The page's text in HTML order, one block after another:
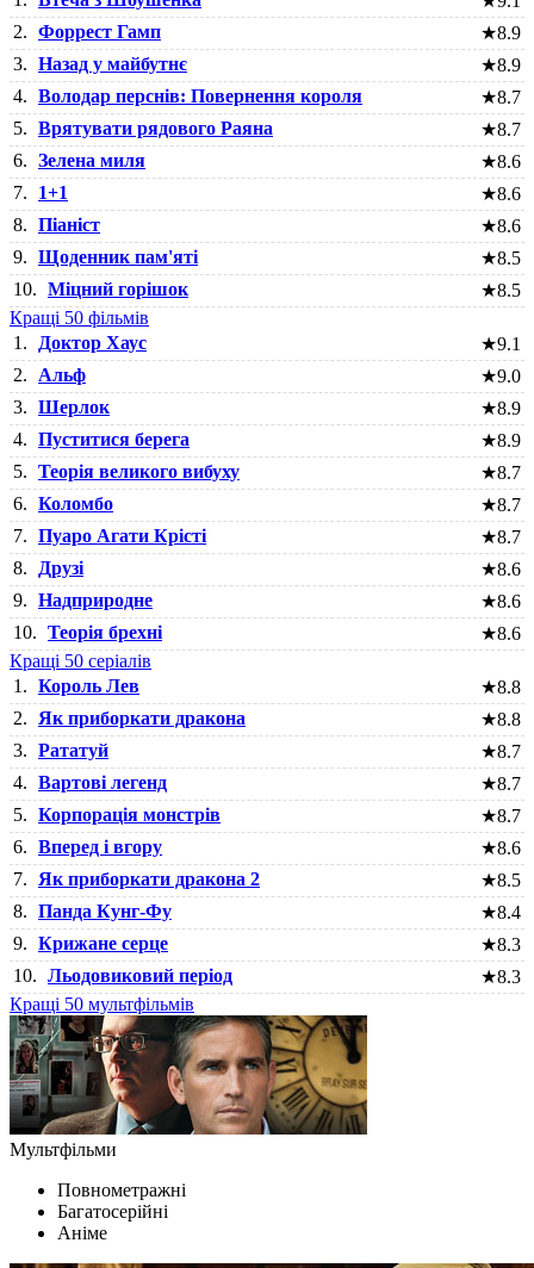
2. Форрест Гамп ★8.9
3. Назад у майбутнє ★8.9
4. Володар перснів: Повернення короля ★8.7
5. Врятувати рядового Раяна ★8.7
6. Зелена миля ★8.6
7.
1+1 ★8.6
8. Піаніст ★8.6
9. Щоденник пам'яті ★8.5
10. Міцний горішок ★8.5
Кращі 50 фільмів
1.
Доктор Хаус ★9.1
2.
Альф ★9.0
3. Шерлок ★8.9
4. Пуститися берега ★8.9
5. Теорія великого вибуху ★8.7
6. Коломбо ★8.7
7. Пуаро Агати Крісті ★8.7
8.
Друзі ★8.6
9. Надприродне ★8.6
10. Теорія брехні ★8.6
Кращі 50 серіалів
1. Король Лев ★8.8
2.
Як приборкати дракона ★8.8
3. Рататуй ★8.7
4. Вартові легенд ★8.7
5. Корпорація монстрів ★8.7
6. Вперед і вгору ★8.6
7.
Як приборкати дракона 2 ★8.5
8. Панда Кунг-Фу ★8.4
9. Крижане серце ★8.3
10. Льодовиковий період ★8.3
Кращі 50 мультфільмів
Мультфільми
Повнометражні
Багатосерійні
Аніме